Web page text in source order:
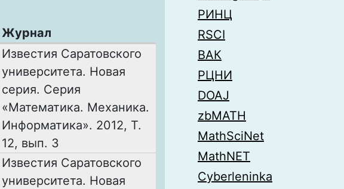
Журнал
Известия Саратовского
университета. Новая
серия. Серия
«Математика. Механика.
Информатика». 2012, Т.
12, вып. 3
Известия Саратовского
университета. Новая
РИНЦ
RSCI
ВАК
РЦНИ
DOAJ
zbMATH
MathSciNet
MathNET
Cyberleninka